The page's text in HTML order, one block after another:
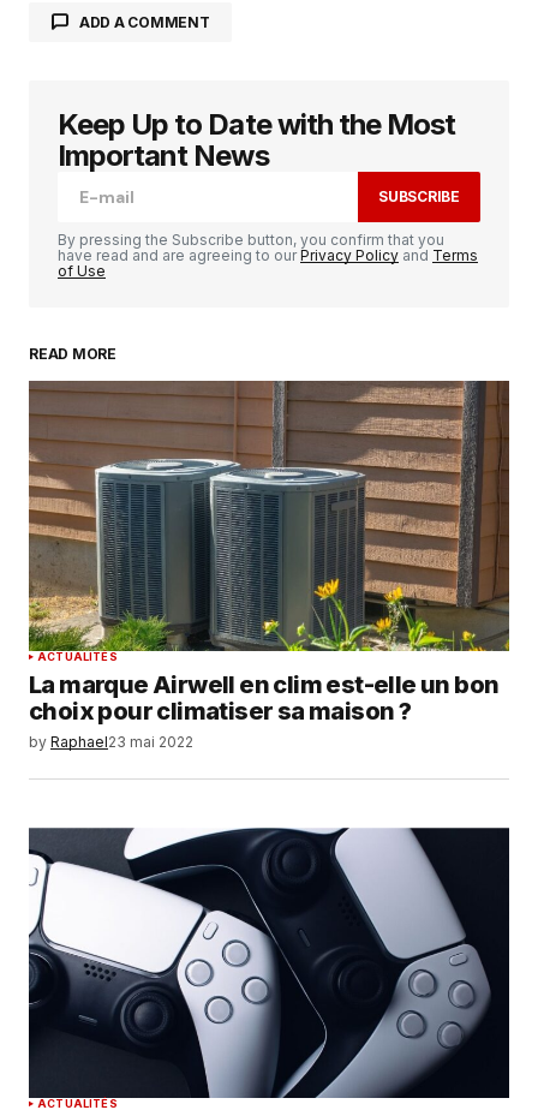
ADD A COMMENT
Votre adresse e-mail ne sera pas publiée. Les
champs obligatoires sont indiqués avec
Your Name
Your E-mail
Enregistrer mon nom, mon e-mail et mon
site dans le navigateur pour mon prochain
commentaire.
SUBMIT COMMENT
Keep Up to Date with the Most
Important News
SUBSCRIBE
By pressing the Subscribe button, you confirm that you
have read and are agreeing to ourPrivacy Policy and Terms
of Use
READ MORE
ACTUALITÉS
La marque Airwell en clim est-elle un bon
choix pour climatiser sa maison ?
by Raphael23 mai 2022
ACTUALITÉS